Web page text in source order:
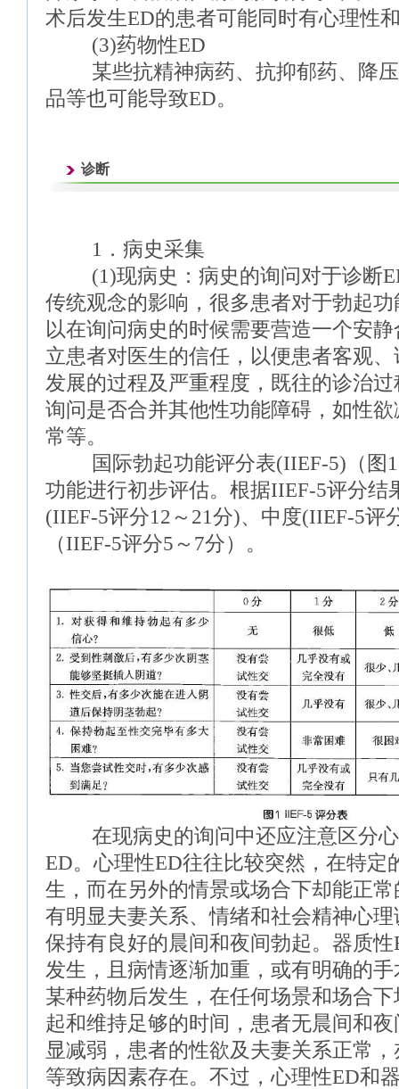
术后发生ED的患者可能同时有心理性
(3)药物性ED
某些抗精神病药、抗抑郁药、降压
品等也可能导致ED。
诊断
1．病史采集
(1)现病史：病史的询问对于诊断
传统观念的影响，很多患者对于勃起
以在询问病史的时候需要营造一个安
立患者对医生的信任，以便患者客观
发展的过程及严重程度，既往的诊治
询问是否合并其他性功能障碍，如性
常等。
国际勃起功能评分表(IIEF-5)（图1
功能进行初步评估。根据IIEF-5评分结
(IIEF-5评分12～21分)、中度(IIEF-5评
（IIEF-5评分5～7分）。
在现病史的询问中还应注意区分心
ED。心理性ED往往比较突然，在特定
生，而在另外的情景或场合下却能正
有明显夫妻关系、情绪和社会精神心
保持有良好的晨间和夜间勃起。器质
发生，且病情逐渐加重，或有明确的
某种药物后发生，在任何场景和场合
起和维持足够的时间，患者无晨间和
显减弱，患者的性欲及夫妻关系正常
等致病因素存在。不过，心理性ED和